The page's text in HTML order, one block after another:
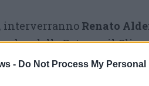
- Do Not Process My
interverranno Renato
della Rete per il
del comitato tecnico-
illustreranno